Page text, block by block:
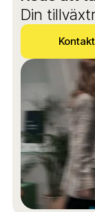
Din